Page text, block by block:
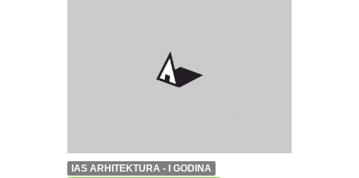
IAS ARHITEKTURA - I GODINA